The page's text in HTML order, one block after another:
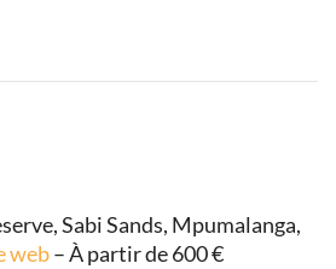
Sabi Sands, Mpumalanga,
web– À partir de 600 €